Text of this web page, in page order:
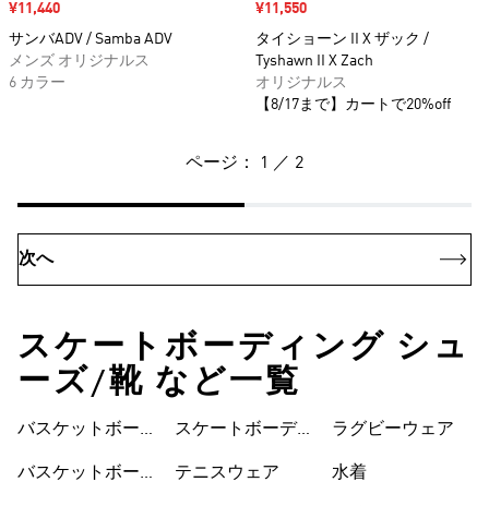
セール価格
¥11,440
サンバADV / Samba ADV
メンズ オリジナルス
6 カラー
セール価格
¥11,550
タイショーン II X ザック /
Tyshawn II X Zach
オリジナルス
【8/17まで】カートで20%off
ページ： 1 ／ 2
次へ
スケートボーディング シュ
ーズ/靴 など一覧
バスケットボール
バスケットボール
スケートボーディ
テニスウェア
ウェア
ラグビーウェア
水着